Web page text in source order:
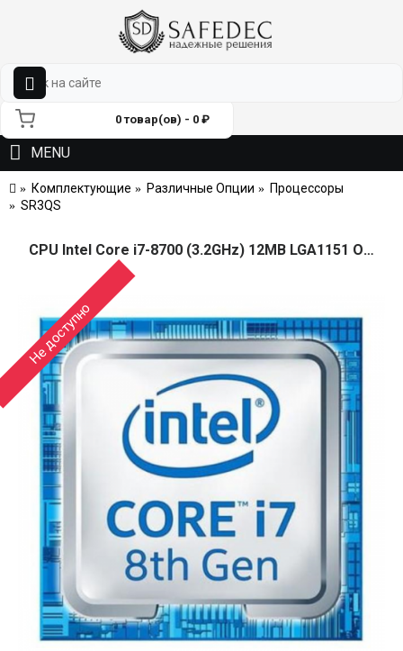
0 товар(ов) - 0 ₽
MENU
Комплектующие Различные Опции
Процессоры
SR3QS
CPU Intel Core i7-8700 (3.2GHz) 12MB LGA1151 OEM (max mem.64Gb DDR4-2666) CM8068403358316SR3QS
Не доступно